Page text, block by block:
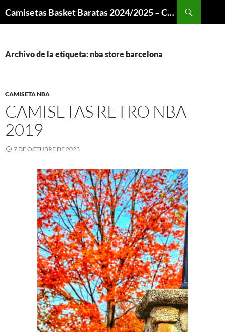
Camisetas Basket Baratas 2024/2025 – Camisetas NBA
Archivo de la etiqueta: nba store barcelona
CAMISETA NBA
CAMISETAS RETRO NBA
2019
7 DE OCTUBRE DE 2023